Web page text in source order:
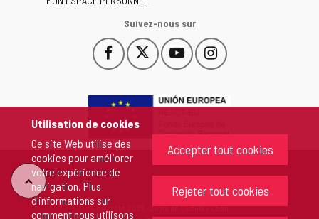
Utilisation de cookies
Ce site Web utilise des
cookies pour améliorer
votre expérience de
navigation. Plus
d'informations sur
comment nous utilisons
Accepter tout cookies
Rejeter tout cookies
Suivez-nous sur
Facebook
Este
enlace
abrirá
una
ventana
nueva.
Este
enlace
abrirá
ventana
nueva.
YouTube
Este
enlace
abrirá
ventana
nueva.
Instagram
Este
enlace
abrirá
ventana
nueva.
"Retour
Copyright 2026 - Junta de Castilla y León